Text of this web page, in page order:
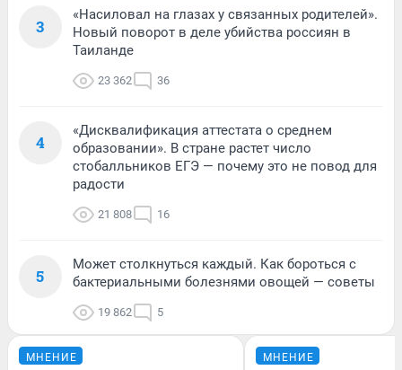
3
«Насиловал на глазах у связанных родителей».
Новый поворот в деле убийства россиян в
Таиланде
23 362 36
4
«Дисквалификация аттестата о среднем
образовании». В стране растет число
стобалльников ЕГЭ — почему это не повод для
радости
21 808 16
5
Может столкнуться каждый. Как бороться с
бактериальными болезнями овощей — советы
19 862 5
МНЕНИЕ МНЕНИЕ